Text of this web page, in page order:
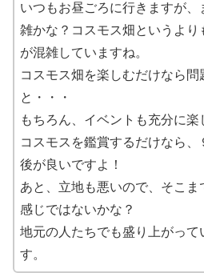
いつもお昼ごろに行きますが、
雑かな？コスモス畑というより
が混雑していますね。
コスモス畑を楽しむだけなら問
と・・・
もちろん、イベントも充分に楽
コスモスを鑑賞するだけなら、
後が良いですよ！
あと、立地も悪いので、そこま
感じではないかな？
地元の人たちでも盛り上がって
す。